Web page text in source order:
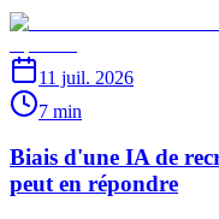
11 juil. 2026
7 min
Biais d'une IA de
peut en répondre